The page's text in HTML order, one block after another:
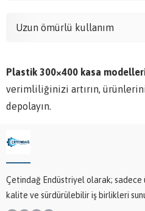
Uzun ömürlü kullanım
Plastik 300×400 kasa
verimliliğinizi artırın,
depolayın.
Çetindağ Endüstriyel olarak; sadece
kalite ve sürdürülebilir iş birlikleri